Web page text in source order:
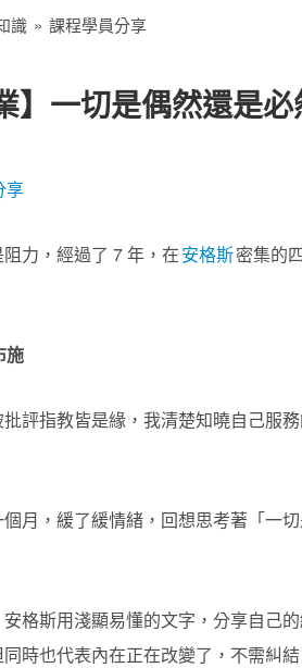
識 » 課程學員分享
】一切是偶然還是
享
力，經過了 7 年，在安格斯密集的
施
評指教皆是緣，我清楚知曉自己服
月，緩了緩情緒，回想思考著「一
格斯用淺顯易懂的文字，分享自己
時也代表內在正在改變了，不需糾